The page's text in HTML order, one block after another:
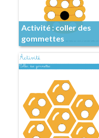
Activité : coller des
gommettes